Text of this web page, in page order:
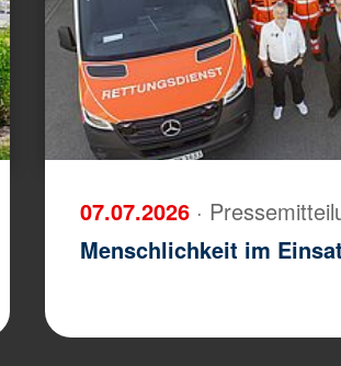
07.07.2026 ·
Menschlichkeit im